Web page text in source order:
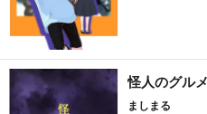
怪人のグルメ
ましまる